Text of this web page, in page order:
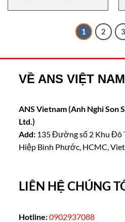
with AS‑Interface Euchner
1 2 3
VỀ ANS VIỆT NAM
ANS Vietnam (Anh Nghi Son
Ltd.)
Add: 135 Đường số 2 Khu Đô
Hiệp Bình Phước, HCMC,
LIÊN HỆ CHÚNG
Hotline:0902937088